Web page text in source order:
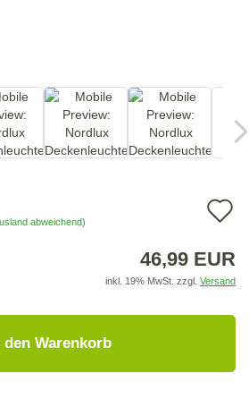
abweichend)
46,99 EUR
inkl. 19% MwSt. zzgl. Versand
den Warenkorb